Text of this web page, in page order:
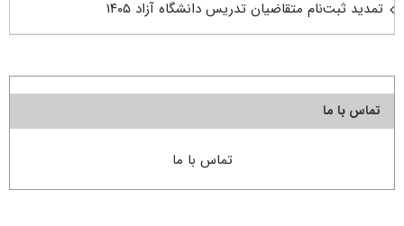
تمدید ثبت‌نام متقاضیان تدریس دانشگاه آزاد ۱۴۰۵
تماس با ما
تماس با ما